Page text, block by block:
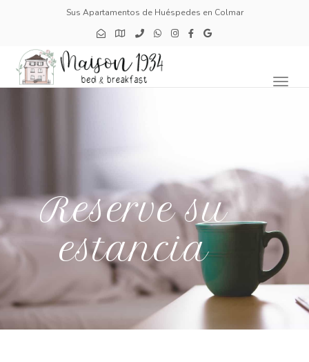
Sus Apartamentos de Huéspedes en Colmar
Reserve su
estancia